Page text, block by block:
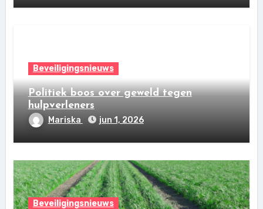
Beveiligingsnieuws
Politiek boos over geweld tegen
hulpverleners
Mariska jun 1, 2026
Beveiligingsnieuws